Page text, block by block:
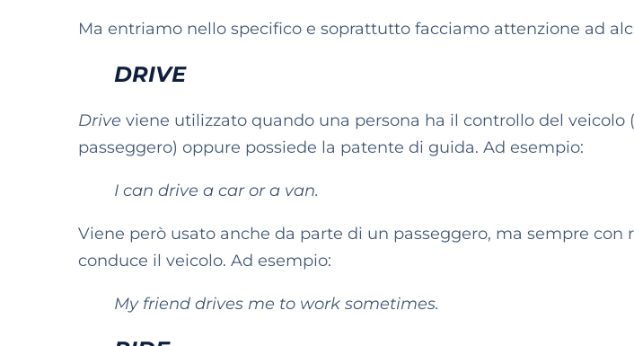
Ma entriamo nello specifico e soprattutto facciamo attenzione ad
DRIVE
Drive viene utilizzato quando una persona ha il controllo del veicolo
passeggero) oppure possiede la patente di guida. Ad esempio:
I can drive a car or a van.
Viene però usato anche da parte di un passeggero, ma sempre con
conduce il veicolo. Ad esempio:
My friend drives me to work sometimes.